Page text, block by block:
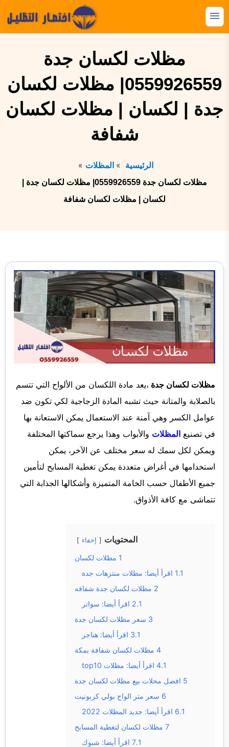
التجاوز
إلى القائمة
ابحث
المظلات
السواتر
مظلات لكسان جدة
0559926559| مظلات لكسان
جدة | لكسان | مظلات لكسان
شفافة
الرئيسية
المظلات
مظلات لكسان جدة 0559926559| مظلات لكسان جدة |
لكسان | مظلات لكسان شفافة
مظلات لكسان جدة ،يعد مادة اللكسان من الألواح التي تتسم
بالصلابة والمتانة حيث تشبه المادة الزجاجية لكي تكون ضد
عوامل الكسر وهي آمنة عند الاستعمال يمكن الاستعانة بها
في تصنيع المظلات والأبواب وهذا يرجع سماكتها المختلفة
ويمكن لكل سمك له سعر مختلف عن الآخر، يمكن
استخدامها في أغراض متعددة يمكن تغطية المسابح لتأمين
جميع الأطفال حسب الخامة المتميزة وأشكالها الجذابة التي
تتماشى مع كافة الأذواق.
المحتويات إخفاء
1 مظلات لكسان
1.1 اقرأ أيضا: مظلات منتزهات جدة
2 مظلات لكسان جدة شفافه
2.1 اقرأ أيضا: سواتر
3 سعر مظلات لكسان جدة
3.1 اقرأ أيضا: هناجر
4 مظلات لكسان شفافة بمكة
4.1 اقرأ أيضا: مظلات top10
5 افضل محلات بيع مظلات لكسان جدة
6 سعر متر الواح بولي كربونيت
6.1 اقرأ أيضا: جديد المظلات 2022
7 مظلات لكسان لتغطية المسابح
7.1 اقرأ أيضا: شبوك